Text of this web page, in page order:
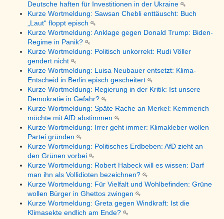
Deutsche haften für Investitionen in der Ukraine
Kurze Wortmeldung: Sawsan Chebli enttäuscht: Buch
„Laut“ floppt episch
Kurze Wortmeldung: Anklage gegen Donald Trump: Biden-
Regime in Panik?
Kurze Wortmeldung: Politisch unkorrekt: Rudi Völler
gendert nicht
Kurze Wortmeldung: Luisa Neubauer entsetzt: Klima-
Entscheid in Berlin episch gescheitert
Kurze Wortmeldung: Regierung in der Kritik: Ist unsere
Demokratie in Gefahr?
Kurze Wortmeldung: Späte Rache an Merkel: Kemmerich
möchte mit AfD abstimmen
Kurze Wortmeldung: Irrer geht immer: Klimakleber wollen
Partei gründen
Kurze Wortmeldung: Politisches Erdbeben: AfD zieht an
den Grünen vorbei
Kurze Wortmeldung: Robert Habeck will es wissen: Darf
man ihn als Vollidioten bezeichnen?
Kurze Wortmeldung: Für Vielfalt und Wohlbefinden: Grüne
wollen Bürger in Ghettos zwingen
Kurze Wortmeldung: Greta gegen Windkraft: Ist die
Klimasekte endlich am Ende?